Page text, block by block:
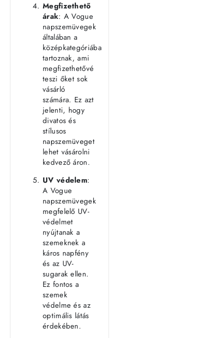
Megfizethető
árak: A Vogue
napszemüvegek
általában a
középkategóriába
tartoznak, ami
megfizethetővé
teszi őket sok
vásárló
számára. Ez azt
jelenti, hogy
divatos és
stílusos
napszemüveget
lehet vásárolni
kedvező áron.
UV védelem:
A Vogue
napszemüvegek
megfelelő UV-
védelmet
nyújtanak a
szemeknek a
káros napfény
és az UV-
sugarak ellen.
Ez fontos a
szemek
védelme és az
optimális látás
érdekében.